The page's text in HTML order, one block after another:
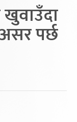
पर्छ